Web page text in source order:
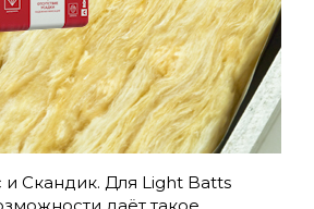
и Скандик. Для Light Batts